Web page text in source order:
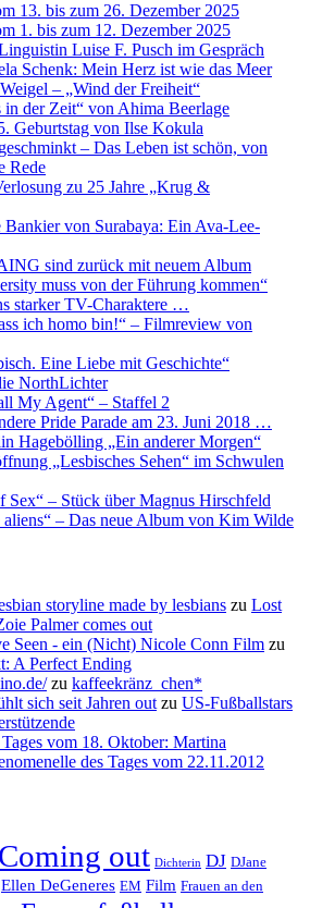
storyline made by lesbians zu Lost
Palmer comes out
Seen - ein (Nicht) Nicole Conn Film zu
A Perfect Ending
zu kaffeekränz_chen*
sich seit Jahren outzu US-Fußballstars
vom 18. Oktober: Martina
des Tages vom 22.11.2012
Coming out Dichterin DJ DJane
Ellen DeGeneres EM Film Frauen an den